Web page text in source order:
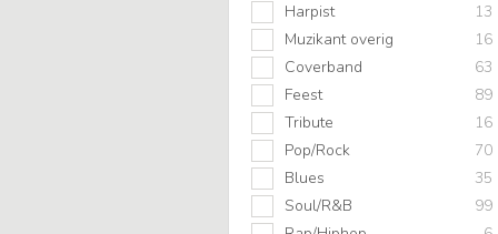
Harpist
13
Muzikant overig
16
Coverband
63
Feest
89
Tribute
16
Pop/Rock
70
Blues
35
Soul/R&B
99